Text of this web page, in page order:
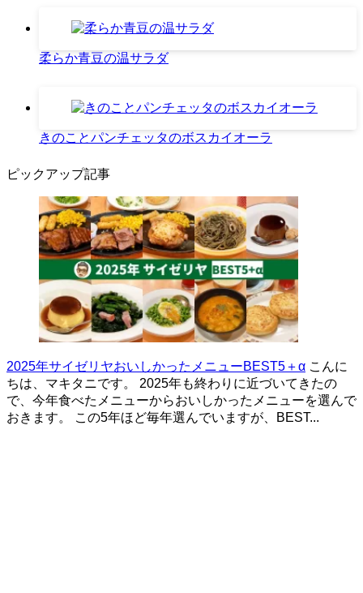
柔らか青豆の温サラダ
きのことパンチェッタのボスカイオーラ
ピックアップ記事
2025年サイゼリヤおいしかったメニューBEST5＋α こんに
ちは、マキタニです。 2025年も終わりに近づいてきたの
で、今年食べたメニューからおいしかったメニューを選んで
おきます。 この5年ほど毎年選んでいますが、BEST...